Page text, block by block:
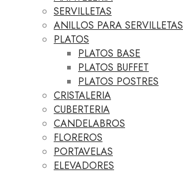
SERVILLETAS
ANILLOS PARA SERVILLETAS
PLATOS
PLATOS BASE
PLATOS BUFFET
PLATOS POSTRES
CRISTALERIA
CUBERTERIA
CANDELABROS
FLOREROS
PORTAVELAS
ELEVADORES